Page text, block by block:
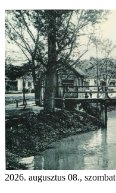
2026. augusztus 08., szombat